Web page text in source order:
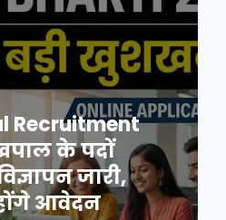
Recruitment
के पदों
जारी,
आवेदन